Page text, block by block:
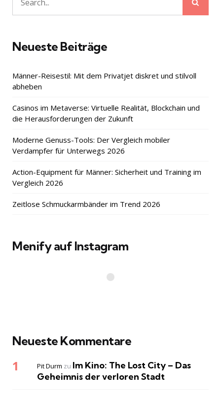
Search
for:
Neueste Beiträge
Männer-Reisestil: Mit dem Privatjet diskret und stilvoll
abheben
Casinos im Metaverse: Virtuelle Realität, Blockchain und
die Herausforderungen der Zukunft
Moderne Genuss-Tools: Der Vergleich mobiler
Verdampfer für Unterwegs 2026
Action-Equipment für Männer: Sicherheit und Training im
Vergleich 2026
Zeitlose Schmuckarmbänder im Trend 2026
Menify auf Instagram
Neueste Kommentare
Pit Durm zu Im Kino: The Lost City – Das
Geheimnis der verloren Stadt